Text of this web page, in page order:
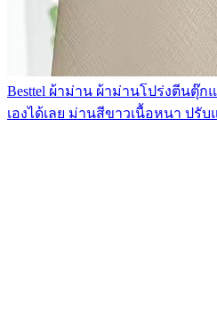
Besttel ผ้าม่าน ผ้าม่านโปร่งตีนตุ๊ก
เองได้เลย ม่านสีขาวเนื้อหนา ปรับ